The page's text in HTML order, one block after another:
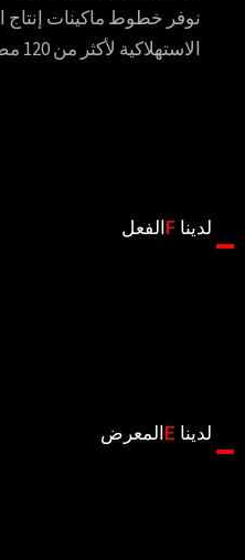
نوفر خطوط ماكينات إنتاج
الاستهلاكية لأكثر من 120 مصنعًا للبلاط حول العالم.
لدينا F الفعل
لدينا Eالمعرض